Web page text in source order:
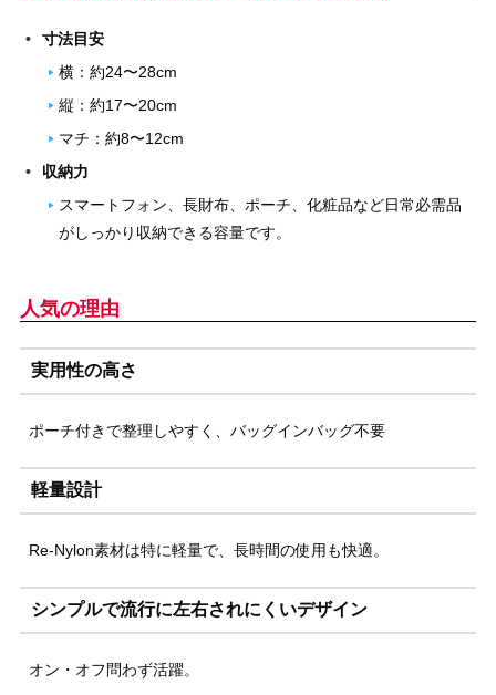
寸法目安
横：約24〜28cm
縦：約17〜20cm
マチ：約8〜12cm
収納力
スマートフォン、長財布、ポーチ、化粧品など日常必需品
がしっかり収納できる容量です。
人気の理由
実用性の高さ
ポーチ付きで整理しやすく、バッグインバッグ不要
軽量設計
Re-Nylon素材は特に軽量で、長時間の使用も快適。
シンプルで流行に左右されにくいデザイン
オン・オフ問わず活躍。